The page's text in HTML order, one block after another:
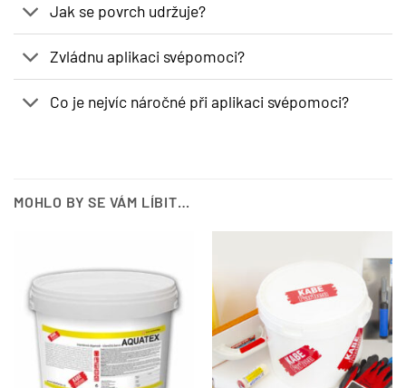
Jak se povrch udržuje?
Zvládnu aplikaci svépomoci?
Co je nejvíc náročné při aplikaci svépomoci?
MOHLO BY SE VÁM LÍBIT…